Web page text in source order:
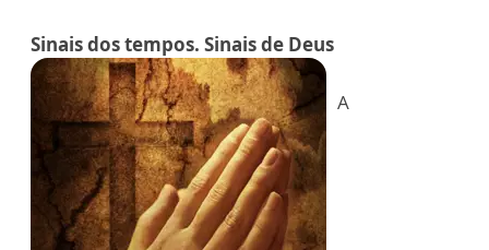
Sinais dos tempos. Sinais de Deus
A